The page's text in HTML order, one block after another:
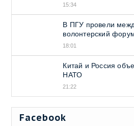
15:34
В ПГУ провели
волонтерский
18:01
Китай и Россия
НАТО
21:22
Facebook